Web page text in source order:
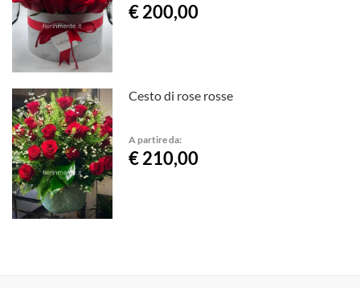
€ 200,00
Cesto di rose rosse
A partire da:
€ 210,00